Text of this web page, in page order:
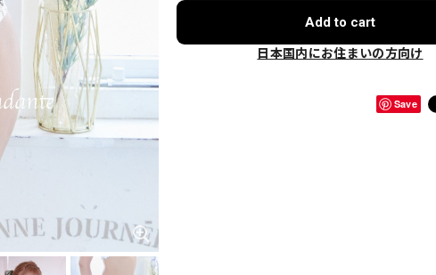
Add to cart
日本国内にお住まいの方向け
Save